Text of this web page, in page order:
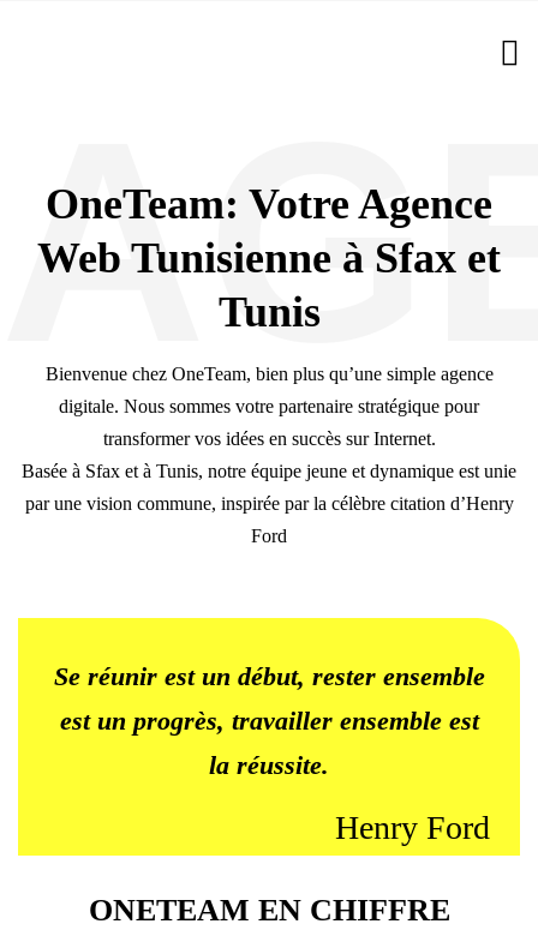
OneTeam: Votre Agence
Web Tunisienne à Sfax et
Tunis
Bienvenue chez OneTeam, bien plus qu’une simple agence
digitale. Nous sommes votre partenaire stratégique pour
transformer vos idées en succès sur Internet.
Basée à Sfax et à Tunis, notre équipe jeune et dynamique est unie
par une vision commune, inspirée par la célèbre citation d’Henry
Ford
Se réunir est un début, rester ensemble
est un progrès, travailler ensemble est
la réussite.
Henry Ford
ONETEAM EN CHIFFRE